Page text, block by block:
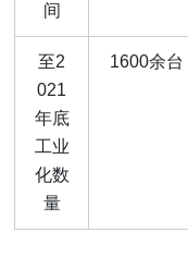
间
至2
021
年底
工业
化数
量
1600余